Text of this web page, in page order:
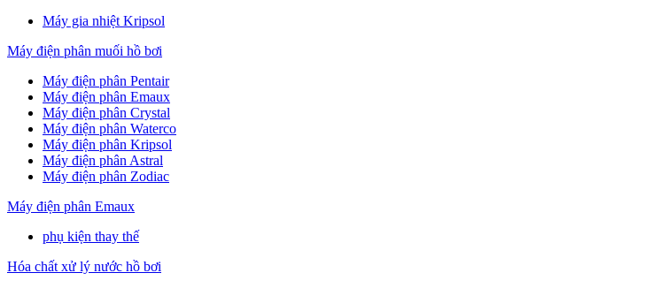
Máy gia nhiệt Kripsol
Máy điện phân muối hồ bơi
Máy điện phân Pentair
Máy điện phân Emaux
Máy điện phân Crystal
Máy điện phân Waterco
Máy điện phân Kripsol
Máy điện phân Astral
Máy điện phân Zodiac
Máy điện phân Emaux
phụ kiện thay thế
Hóa chất xử lý nước hồ bơi